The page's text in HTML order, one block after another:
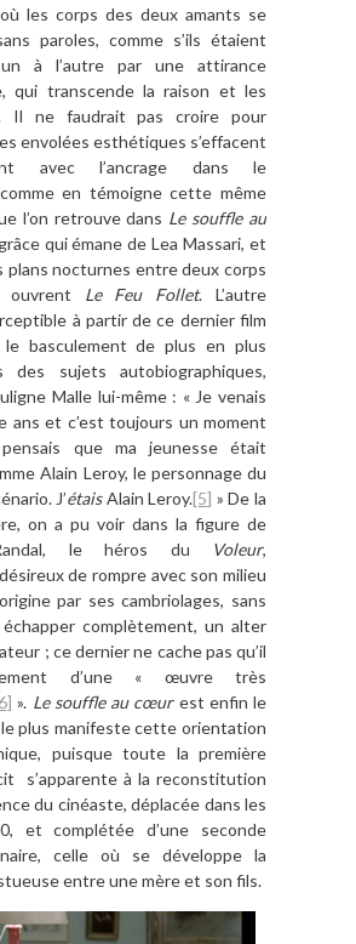
les corps des deux amants se
paroles, comme s’ils étaient
à l’autre par une attirance
qui transcende la raison et les
Il ne faudrait pas croire pour
envolées esthétiques s’effacent
avec l’ancrage dans le
en témoigne cette même
l’on retrouve dans Le souffle au
qui émane de Lea Massari, et
plans nocturnes entre deux corps
ouvrent Le Feu Follet. L’autre
à partir de ce dernier film
le basculement de plus en plus
des sujets autobiographiques,
Malle lui-même : « Je venais
ans et c’est toujours un moment
que ma jeunesse était
Alain Leroy, le personnage du
J’étaisAlain Leroy.[5] » De la
on a pu voir dans la figure de
le héros du
Voleur,
de rompre avec son milieu
par ses cambriolages, sans
complètement, un alter
; ce dernier ne cache pas qu’il
d’une « œuvre très
». Le souffle au cœur est enfin le
plus manifeste cette orientation
puisque toute la première
s’apparente à la reconstitution
du cinéaste, déplacée dans les
et complétée d’une seconde
celle où se développe la
entre une mère et son fils.